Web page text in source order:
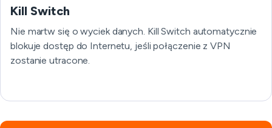
Kill Switch
Nie martw się o wyciek danych. Kill Switch automatycznie
blokuje dostęp do Internetu, jeśli połączenie z VPN
zostanie utracone.